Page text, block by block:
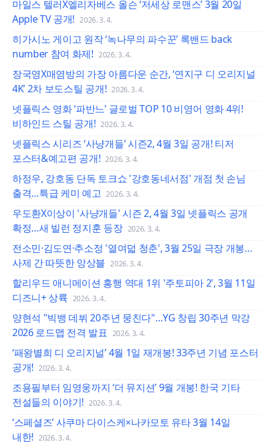
마일스 텔러X엘리자베스 올슨 ‘저세상 로맨스’ 3월 20일
Apple TV 공개! 2026. 3. 4.
히가시노 게이고 원작 ‘녹나무의 파수꾼’ 록밴드 back
number 참여 화제! 2026. 3. 4.
장국영X매염방의 가장 아름다운 순간, ‘연지구 디 오리지널
4K’ 2차 보도스틸 공개! 2026. 3. 4.
넷플릭스 영화 ‘파반느’ 글로벌 TOP 10 비영어 영화 4위!
비하인드 스틸 공개! 2026. 3. 4.
넷플릭스 시리즈 ‘사냥개들’ 시즌2, 4월 3일 공개! 티저
포스터&예고편 공개! 2026. 3. 4.
하정우, 강호동 단독 토크쇼 '강호동네서점' 개점 첫 손님
출격…특급 케미 예고 2026. 3. 4.
우도환X이상이 '사냥개들' 시즌 2, 4월 3일 넷플릭스 공개
확정…새 빌런 정지훈 등장 2026. 3. 4.
전소민·김도연·추소정 '열여덟 청춘', 3월 25일 극장 개봉…
사제 간 따뜻한 앙상블 2026. 3. 4.
할리우드 애니메이션 흥행 역대 1위 '주토피아 2', 3월 11일
디즈니+ 상륙 2026. 3. 4.
양현석 "빅뱅 데뷔 20주년 뭉친다"…YG 창립 30주년 막강
2026 로드맵 전격 발표 2026. 3. 4.
‘패왕별희 디 오리지널’ 4월 1일 재개봉! 33주년 기념 포스터
공개! 2026. 3. 4.
조용필부터 임영웅까지 ‘더 뮤지션’ 9월 개봉! 한국 기타
전설들의 이야기! 2026. 3. 4.
‘스페셜즈’ 사쿠마 다이스케×나카모토 유타 3월 14일
내한! 2026. 3. 4.